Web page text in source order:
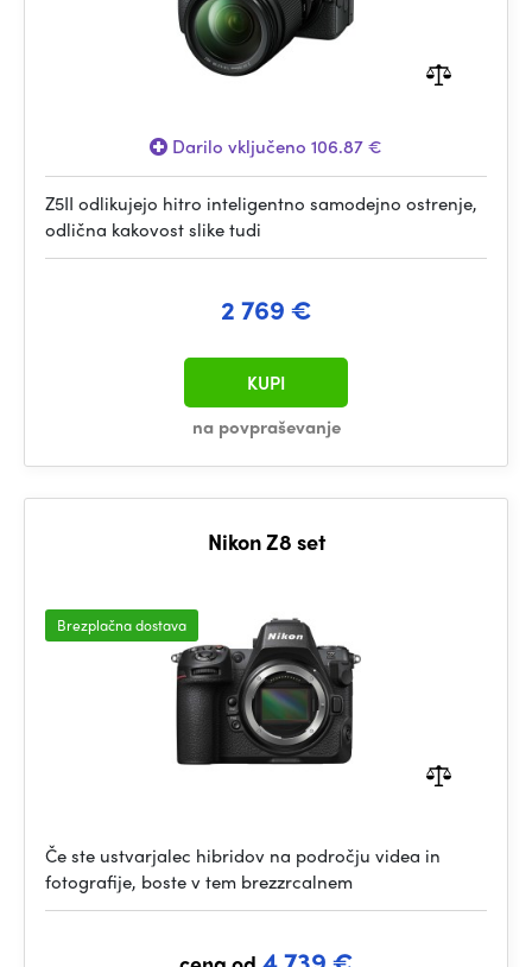
Darilo vključeno 106.87 €
Z5II odlikujejo hitro inteligentno samodejno ostrenje,
odlična kakovost slike tudi
2 769 €
na povpraševanje
KUPI
Nikon Z8 set
Brezplačna dostava
Če ste ustvarjalec hibridov na področju videa in
fotografije, boste v tem brezzrcalnem